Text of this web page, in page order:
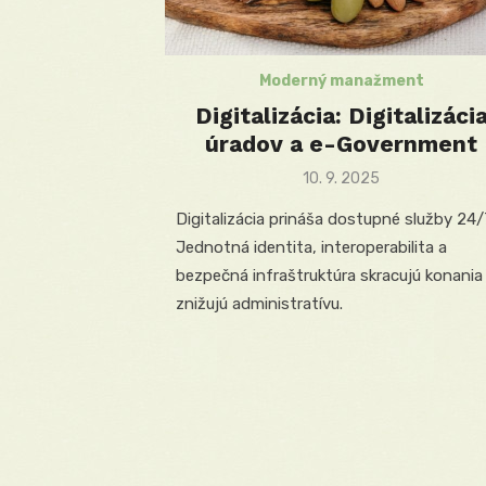
Moderný manažment
Digitalizácia:
úradov a e-Government
Posted
10. 9. 2025
Digitalizácia prináša dostupné služby 24/
Jednotná identita, interoperabilita a
bezpečná infraštruktúra skracujú konania
znižujú administratívu.